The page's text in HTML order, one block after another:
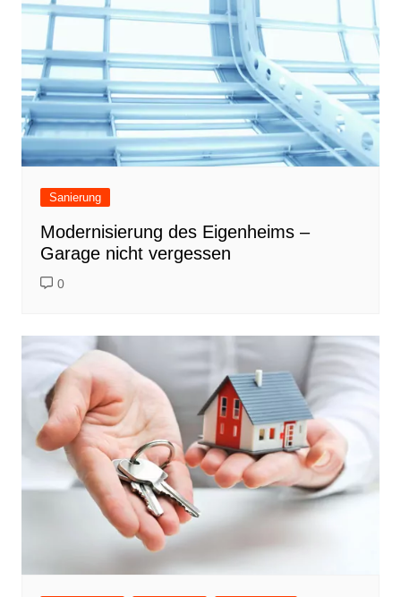
Sanierung
Modernisierung des Eigenheims –
Garage nicht vergessen
0